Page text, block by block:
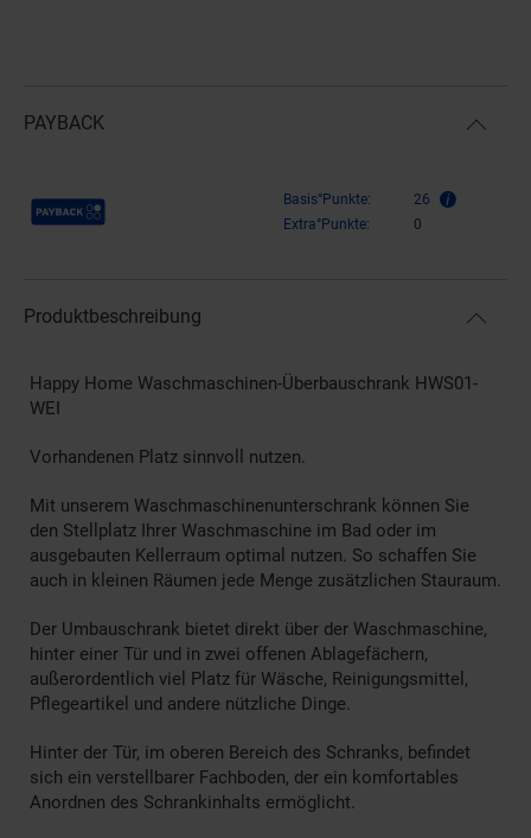
PAYBACK
Payback Punkte Basis°Punkte:
26
Extra°Punkte:
0
Produktbeschreibung
Happy Home Waschmaschinen-Überbauschrank HWS01-
WEI
Vorhandenen Platz sinnvoll nutzen.
Mit unserem Waschmaschinenunterschrank können Sie
den Stellplatz Ihrer Waschmaschine im Bad oder im
ausgebauten Kellerraum optimal nutzen. So schaffen Sie
auch in kleinen Räumen jede Menge zusätzlichen Stauraum.
Der Umbauschrank bietet direkt über der Waschmaschine,
hinter einer Tür und in zwei offenen Ablagefächern,
außerordentlich viel Platz für Wäsche, Reinigungsmittel,
Pflegeartikel und andere nützliche Dinge.
Hinter der Tür, im oberen Bereich des Schranks, befindet
sich ein verstellbarer Fachboden, der ein komfortables
Anordnen des Schrankinhalts ermöglicht.